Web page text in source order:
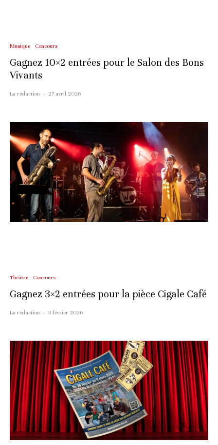
Musique Concours
Gagnez 10×2 entrées pour le Salon des Bons
Vivants
La rédaction · 27 avril 2026
Théâtre Concours
Gagnez 3×2 entrées pour la pièce Cigale Café
La rédaction · 9 février 2026